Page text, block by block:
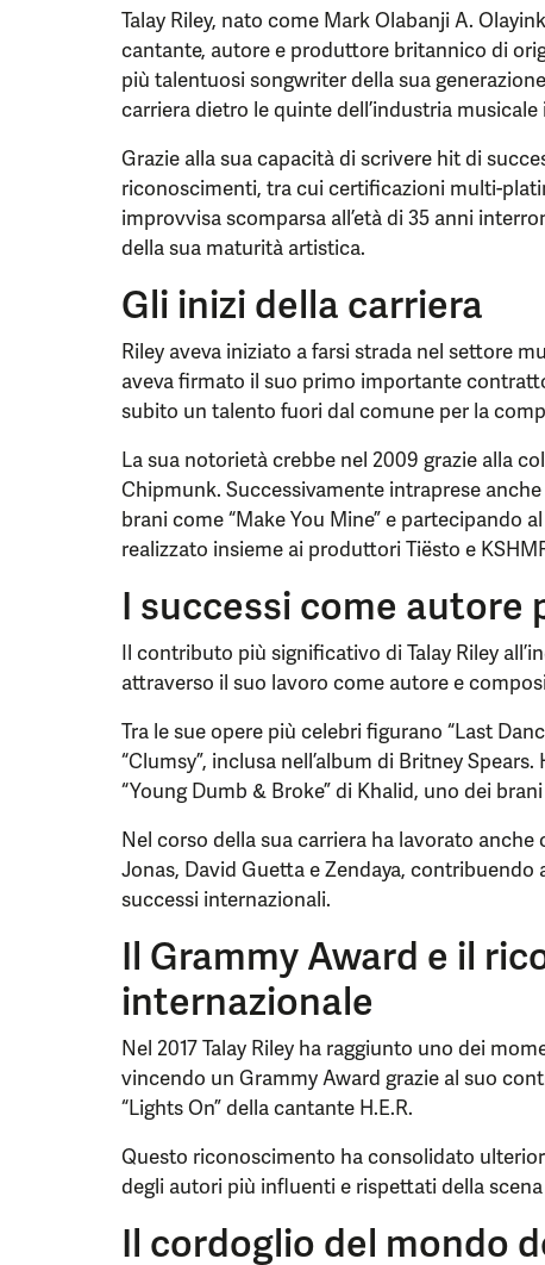
Talay Riley, nato come Mark Olabanji A.
cantante, autore e produttore britannico di
più talentuosi songwriter della sua
carriera dietro le quinte dell’industria musicale
Grazie alla sua capacità di scrivere hit di
riconoscimenti, tra cui certificazioni multi-
improvvisa scomparsa all’età di 35 anni
della sua maturità artistica.
Gli inizi della carriera
Riley aveva iniziato a farsi strada nel settore
aveva firmato il suo primo importante
subito un talento fuori dal comune per la
La sua notorietà crebbe nel 2009 grazie alla
Chipmunk. Successivamente intraprese
brani come “Make You Mine” e partecipando
realizzato insieme ai produttori Tiësto e
I successi come autore
Il contributo più significativo di Talay Riley
attraverso il suo lavoro come autore e
Tra le sue opere più celebri figurano “Last
“Clumsy”, inclusa nell’album di Britney
“Young Dumb & Broke” di Khalid, uno dei
Nel corso della sua carriera ha lavorato
Jonas, David Guetta e Zendaya, contribuendo
successi internazionali.
Il Grammy Award e il
internazionale
Nel 2017 Talay Riley ha raggiunto uno dei
vincendo un Grammy Award grazie al suo
“Lights On” della cantante H.E.R.
Questo riconoscimento ha consolidato
degli autori più influenti e rispettati della
Il cordoglio del mondo